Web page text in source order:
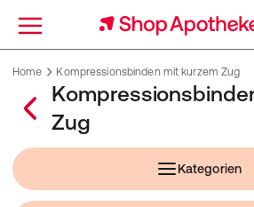
Menü
Home Kompressionsbinden mit kurzem Zug
Zug
Kategorien